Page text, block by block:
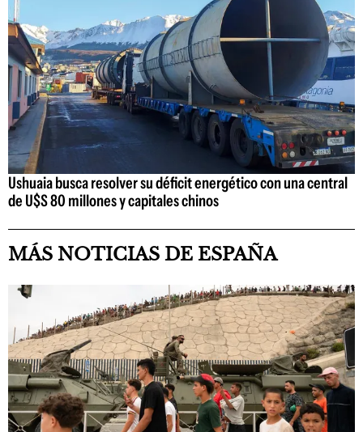
Ushuaia busca resolver su déficit energético con una central
de U$S 80 millones y capitales chinos
MÁS NOTICIAS DE ESPAÑA